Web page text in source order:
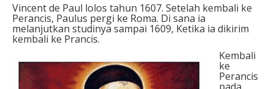
Vincent de Paul lolos tahun 1607. Setelah kembali ke
Perancis, Paulus pergi ke Roma. Di sana ia
melanjutkan studinya sampai 1609, Ketika ia dikirim
kembali ke Prancis.
Kembali
ke
Perancis
pada